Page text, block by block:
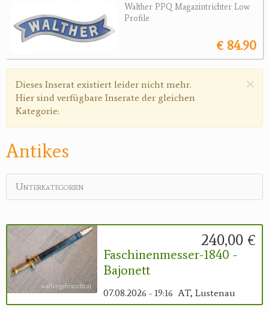
Geschenke
Reviereinrichtungen
Walther PPQ Magazintrichter Low
Profile
€ 84.90
×
Warnmeldung
Dieses Inserat existiert leider nicht mehr.
Hier sind verfügbare Inserate der gleichen
Kategorie:
Antikes
Unterkategorien
240,00 €
Faschinenmesser-1840 -
Bajonett
07.08.2026 - 19:16 AT, Lustenau